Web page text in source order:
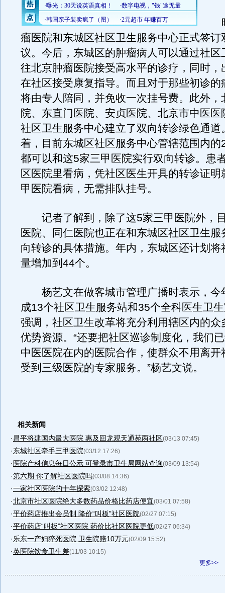
昨
瘤医院和东城区社区卫生服务中心正式签订
议。今后，东城区的肿瘤病人可以通过社区
往北京肿瘤医院接受高水平的诊疗，同时，
在社区接受康复指导。而且对于那些初诊的
将由专人陪同，并免收一次挂号费。此外，
院、东直门医院、安贞医院、北京市中医医
社区卫生服务中心建立了双向转诊绿色通道
着，目前东城区社区服务中心管辖范围内的
都可以和这5家三甲医院实行双向转诊。患
区医院里看病，凭社区医生开具的转诊证明
甲医院看病，无需排队挂号。
记者了解到，除了这5家三甲医院外，
医院、同仁医院也正在和东城区社区卫生服
向转诊的具体措施。年内，东城区还计划将
量增加到44个。
杨艺文在做客城市管理广播时表示，今
成13个社区卫生服务站和35个全科医生卫
强调，社区卫生改革将充分利用辖区内的众
优势资源。“还要把社区巡诊制度化，我们
中医医院在内的医院合作，使群众不用离开
受到三级医院的专家服务。”杨艺文说。
相关新闻
·昌平将建国内最大医院 惠及回龙观天通苑两社区(03/13 07:45)
·东城社区牵手三甲医院(03/12 17:26)
· 医院产科信息每日公示 可登录市卫生局网站查询(03/09 13:54)
·第六期:你了解社区医院吗(03/08 14:36)
·一家社区医院的十年探索(03/02 12:48)
·北京市社区医院绝大多数药品价格比药店便宜(03/01 07:58)
·平价药店推出会员制 降价“叫板”社区医院(02/27 07:15)
·平价药店“叫板”社区医院 药价比社区医院更低(02/27 06:34)
· 乐东一产妇猝死医院 卫生院赔10万元(02/09 15:52)
·英医院饮食卫生差(11/03 10:15)
更多>>